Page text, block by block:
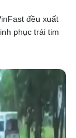
đều xuất
phục trái tim